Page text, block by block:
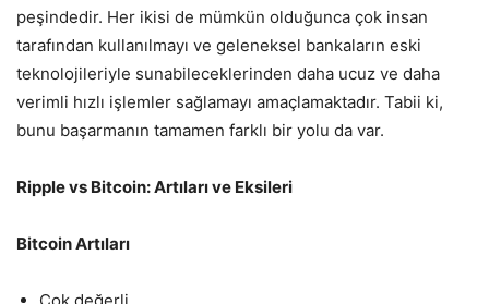
peşindedir. Her ikisi de mümkün olduğunca çok insan
tarafından kullanılmayı ve geleneksel bankaların eski
teknolojileriyle sunabileceklerinden daha ucuz ve daha
verimli hızlı işlemler sağlamayı amaçlamaktadır. Tabii ki,
bunu başarmanın tamamen farklı bir yolu da var.
Ripple vs Bitcoin: Artıları ve Eksileri
Bitcoin Artıları